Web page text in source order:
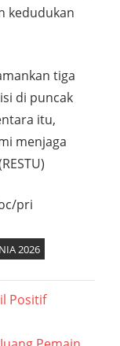
kedudukan
tiga
di puncak
itu,
menjaga
pri
2026
Positif